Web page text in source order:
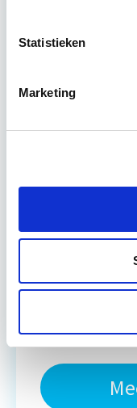
Statistieken
Marketing
verbeteren. De
15
4 - 8 uur
do 10 sep